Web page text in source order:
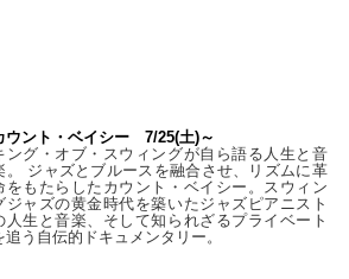
ウント・ベイシー 7/25(土)～
ング・オブ・スウィングが自ら語る人生と音
。 ジャズとブルースを融合させ、リズムに革
をもたらしたカウント・ベイシー。スウィン
ジャズの黄金時代を築いたジャズピアニスト
人生と音楽、そして知られざるプライベート
追う自伝的ドキュメンタリー。